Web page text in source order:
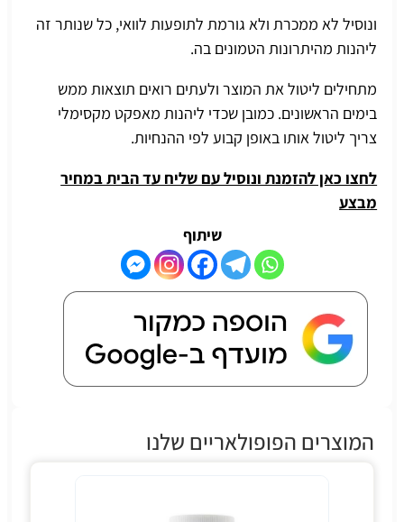
ונוסיל לא ממכרת ולא גורמת לתופעות לוואי, כל שנותר זה
ליהנות מהיתרונות הטמונים בה.
מתחילים ליטול את המוצר ולעתים רואים תוצאות ממש
בימים הראשונים. כמובן שכדי ליהנות מאפקט מקסימלי
צריך ליטול אותו באופן קבוע לפי ההנחיות.
לחצו כאן להזמנת ונוסיל עם שליח עד הבית במחיר
מבצע
שיתוף
המוצרים הפופולאריים שלנו